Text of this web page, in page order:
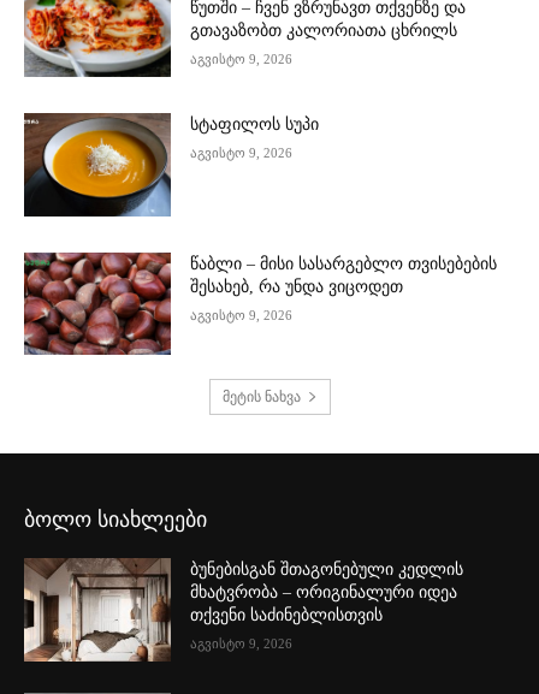
წუთში – ჩვენ ვზრუნავთ თქვენზე და
გთავაზობთ კალორიათა ცხრილს
აგვისტო 9, 2026
სტაფილოს სუპი
აგვისტო 9, 2026
წაბლი – მისი სასარგებლო თვისებების
შესახებ, რა უნდა ვიცოდეთ
აგვისტო 9, 2026
მეტის ნახვა
ბოლო სიახლეები
ბუნებისგან შთაგონებული კედლის
მხატვრობა – ორიგინალური იდეა
თქვენი საძინებლისთვის
აგვისტო 9, 2026